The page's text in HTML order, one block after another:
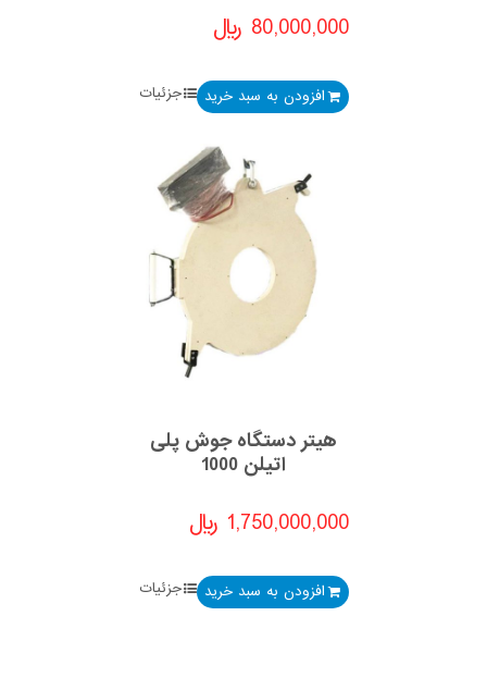
﷼ 80,000,000
افزودن به سبد خرید جزئیات
هیتر دستگاه جوش پلی
اتیلن 1000
﷼ 1,750,000,000
افزودن به سبد خرید جزئیات